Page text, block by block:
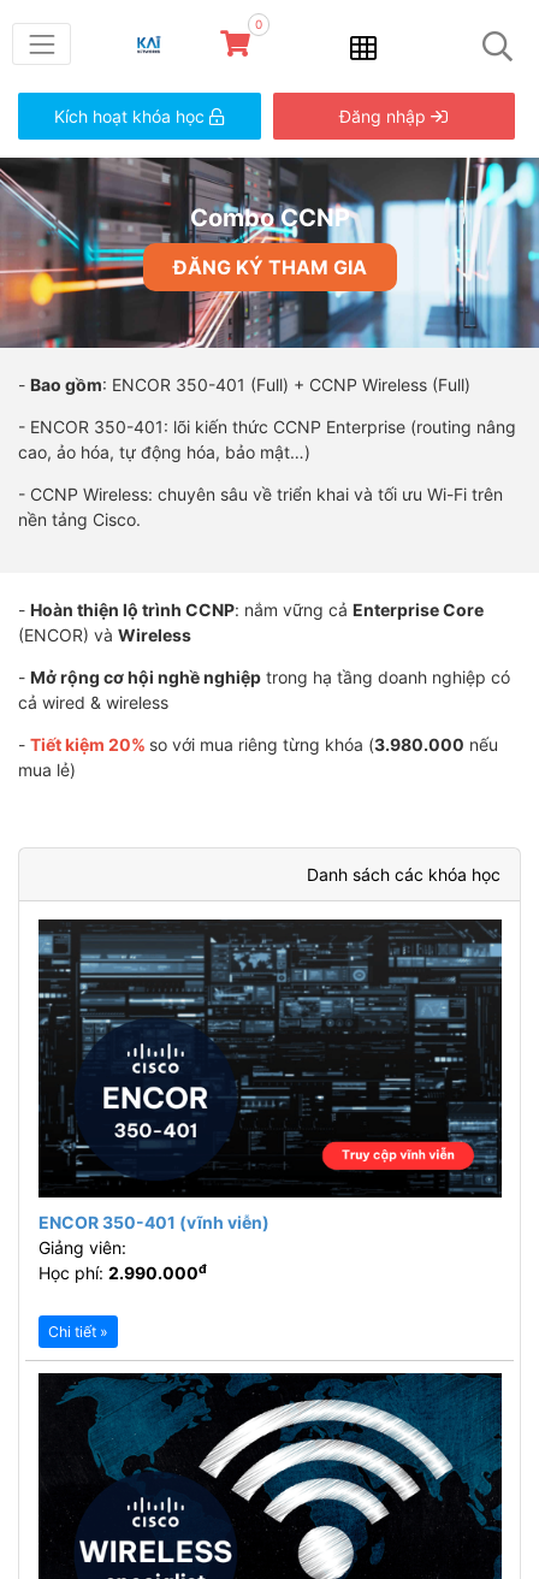
0
Kích hoạt khóa học Đăng nhập
Combo CCNP
ĐĂNG KÝ THAM GIA
- Bao gồm: ENCOR 350-401 (Full) + CCNP Wireless (Full)
- ENCOR 350-401: lõi kiến thức CCNP Enterprise (routing nâng
cao, ảo hóa, tự động hóa, bảo mật…)
- CCNP Wireless: chuyên sâu về triển khai và tối ưu Wi-Fi trên
nền tảng Cisco.
- Hoàn thiện lộ trình CCNP: nắm vững cả Enterprise Core
(ENCOR) và Wireless
- Mở rộng cơ hội nghề nghiệp trong hạ tầng doanh nghiệp có
cả wired & wireless
- Tiết kiệm 20% so với mua riêng từng khóa (3.980.000 nếu
mua lẻ)
Danh sách các khóa học
ENCOR 350-401 (vĩnh viễn)
Giảng viên:
Học phí: 2.990.000đ
Chi tiết »